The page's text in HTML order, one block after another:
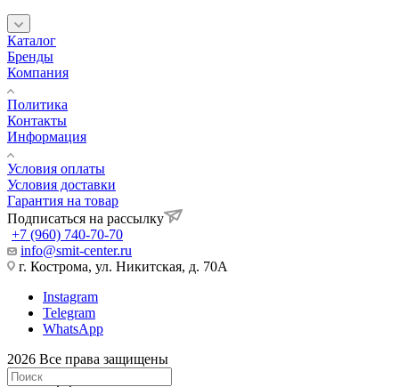
Каталог
Бренды
Компания
Политика
Контакты
Информация
Условия оплаты
Условия доставки
Гарантия на товар
Подписаться на рассылку
+7 (960) 740-70-70
info@smit-center.ru
г. Кострома, ул. Никитская, д. 70А
Instagram
Telegram
WhatsApp
2026 Все права защищены